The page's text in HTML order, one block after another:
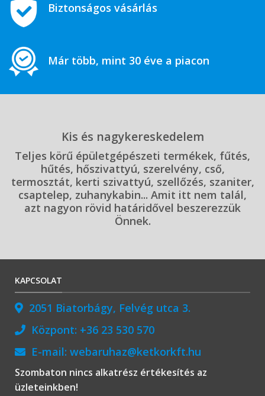
Biztonságos vásárlás
Már több, mint 30 éve a piacon
Kis és nagykereskedelem
Teljes körű épületgépészeti termékek, fűtés,
hűtés, hőszivattyú, szerelvény, cső,
termosztát, kerti szivattyú, szellőzés, szaniter,
csaptelep, zuhanykabin... Amit itt nem talál,
azt nagyon rövid határidővel beszerezzük
Önnek.
KAPCSOLAT
2051 Biatorbágy, Felvég utca 3.
Központ: +36 23 530 570
E-mail: webaruhaz@ketkorkft.hu
Szombaton nincs alkatrész értékesítés az
üzleteinkben!